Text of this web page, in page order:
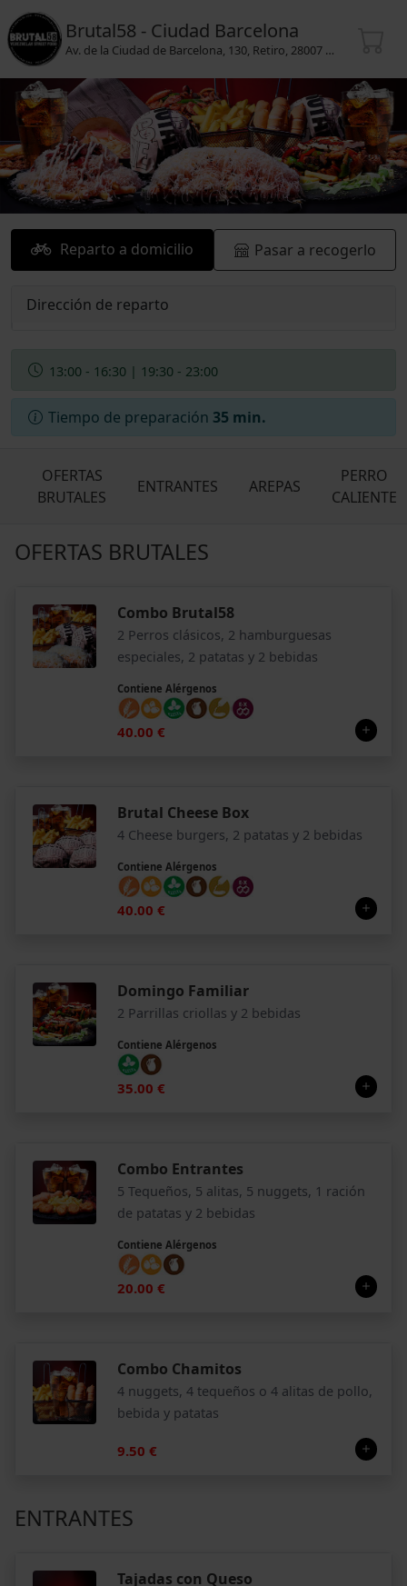
Brutal58 - Ciudad Barcelona
Av. de la Ciudad de Barcelona, 130, Retiro, 28007 Madrid
Reparto a domicilio Pasar a recogerlo
Dirección de reparto
13:00 - 16:30 | 19:30 - 23:00
Tiempo de preparación 35 min.
OFERTAS
BRUTALES
ENTRANTES AREPAS
PERRO
CALIENTE
OFERTAS BRUTALES
Combo Brutal58
2 Perros clásicos, 2 hamburguesas
especiales, 2 patatas y 2 bebidas
Contiene Alérgenos
40.00 €
Brutal Cheese Box
4 Cheese burgers, 2 patatas y 2 bebidas
Contiene Alérgenos
40.00 €
Domingo Familiar
2 Parrillas criollas y 2 bebidas
Contiene Alérgenos
35.00 €
Combo Entrantes
5 Tequeños, 5 alitas, 5 nuggets, 1 ración
de patatas y 2 bebidas
Contiene Alérgenos
20.00 €
Combo Chamitos
4 nuggets, 4 tequeños o 4 alitas de pollo,
bebida y patatas
9.50 €
ENTRANTES
Tajadas con Queso